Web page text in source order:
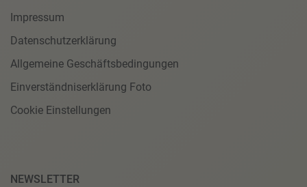
Impressum
Datenschutzerklärung
Allgemeine Geschäftsbedingungen
Einverständniserklärung Foto
Cookie Einstellungen
NEWSLETTER